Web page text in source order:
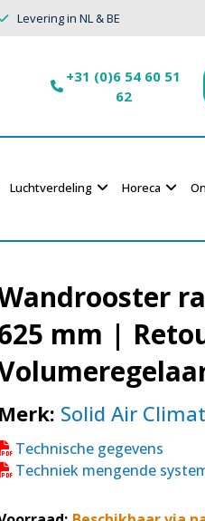
Levering in NL & BE
+31 (0)6 54 60 51
62
Luchtverdeling Horeca
mm |
Merk: Solid Air
Technische gegevens
Techniek mengende